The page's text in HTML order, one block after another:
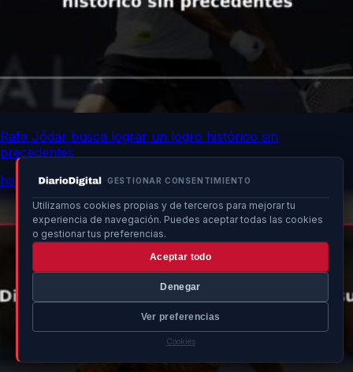
GESTIONAR CONSENTIMIENTO
Utilizamos cookies propias y de terceros para mejorar tu
experiencia de navegación. Puedes aceptar todas las cookies
o gestionar tus preferencias.
Aceptar todo
Denegar
Ver preferencias
Cookies
Rafa Jódar busca lograr un logro histórico sin
precedentes
hace 19 min